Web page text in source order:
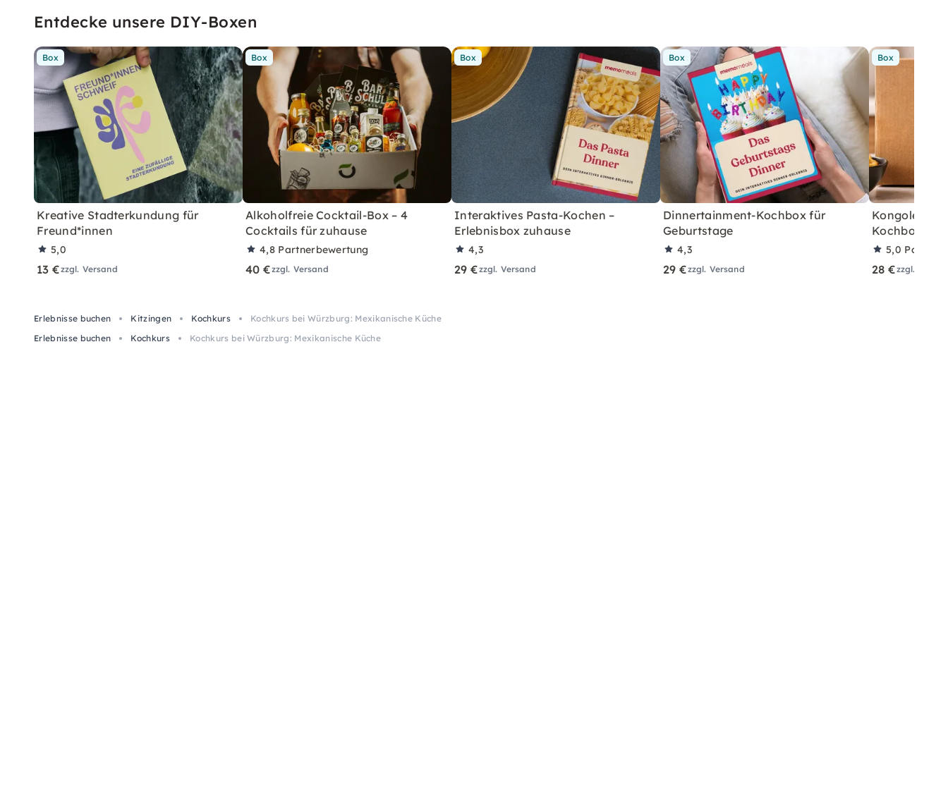
Entdecke unsere DIY-Boxen
Box
Kreative Stadterkundung für
Freund*innen
5,0
13 €zzgl. Versand
Box
Alkoholfreie Cocktail-Box – 4
Cocktails für zuhause
4,8 Partnerbewertung
40 €zzgl. Versand
Box
Interaktives Pasta-Kochen –
Erlebnisbox zuhause
4,3
29 €zzgl. Versand
Box
Dinnertainment-Kochbox für
Geburtstage
4,3
29 €zzgl. Versand
Box
Kochbox für
5,0
28 €zzgl.
Erlebnisse buchen Kitzingen Kochkurs
Kochkurs bei Würzburg: Mexikanische Küche
Erlebnisse buchen
Kochkurs Kochkurs bei Würzburg: Mexikanische Küche